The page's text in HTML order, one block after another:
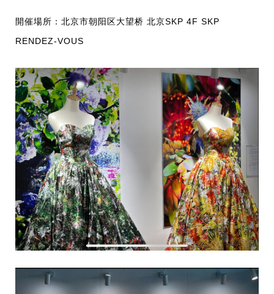
開催場所：北京市朝阳区大望桥 北京SKP 4F SKP
RENDEZ-VOUS